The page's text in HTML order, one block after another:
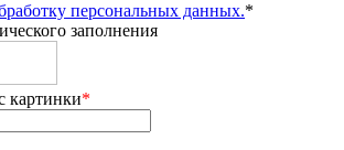
персональных данных.*
заполнения
картинки*